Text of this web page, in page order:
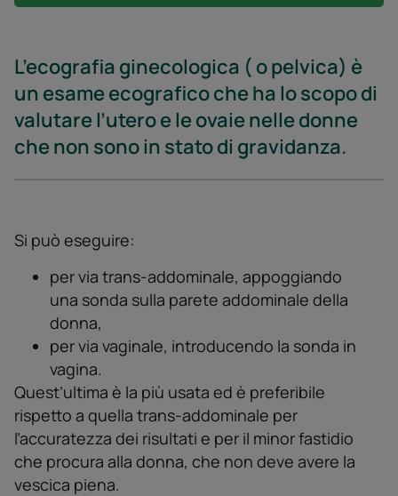
L’ecografia ginecologica ( o pelvica) è
un esame ecografico che ha lo scopo di
valutare l’utero e le ovaie nelle donne
che non sono in stato di gravidanza.
Si può eseguire:
per via trans-addominale, appoggiando
una sonda sulla parete addominale della
donna,
per via vaginale, introducendo la sonda in
vagina.
Quest’ultima è la più usata ed è preferibile
rispetto a quella trans-addominale per
l’accuratezza dei risultati e per il minor fastidio
che procura alla donna, che non deve avere la
vescica piena.